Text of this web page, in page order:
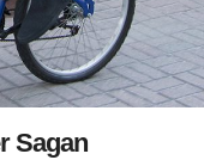
Sagan